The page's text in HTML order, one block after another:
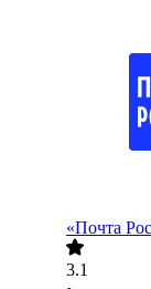
«Почта
3.1